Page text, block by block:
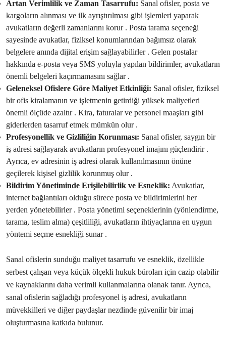
Artan Verimlilik ve Zaman Tasarrufu: Sanal ofisler, posta ve
kargoların alınması ve ilk ayrıştırılması gibi işlemleri yaparak
avukatların değerli zamanlarını korur . Posta tarama seçeneği
sayesinde avukatlar, fiziksel konumlarından bağımsız olarak
belgelere anında dijital erişim sağlayabilirler . Gelen postalar
hakkında e-posta veya SMS yoluyla yapılan bildirimler, avukatların
önemli belgeleri kaçırmamasını sağlar .
Geleneksel Ofislere Göre Maliyet Etkinliği: Sanal ofisler, fiziksel
bir ofis kiralamanın ve işletmenin getirdiği yüksek maliyetleri
önemli ölçüde azaltır . Kira, faturalar ve personel maaşları gibi
giderlerden tasarruf etmek mümkün olur .
Profesyonellik ve Gizliliğin Korunması: Sanal ofisler, saygın bir
iş adresi sağlayarak avukatların profesyonel imajını güçlendirir .
Ayrıca, ev adresinin iş adresi olarak kullanılmasının önüne
geçilerek kişisel gizlilik korunmuş olur .
Bildirim Yönetiminde Erişilebilirlik ve Esneklik: Avukatlar,
internet bağlantıları olduğu sürece posta ve bildirimlerini her
yerden yönetebilirler . Posta yönetimi seçeneklerinin (yönlendirme,
tarama, teslim alma) çeşitliliği, avukatların ihtiyaçlarına en uygun
yöntemi seçme esnekliği sunar .
Sanal ofislerin sunduğu maliyet tasarrufu ve esneklik, özellikle
serbest çalışan veya küçük ölçekli hukuk büroları için cazip olabilir
ve kaynaklarını daha verimli kullanmalarına olanak tanır. Ayrıca,
sanal ofislerin sağladığı profesyonel iş adresi, avukatların
müvekkilleri ve diğer paydaşlar nezdinde güvenilir bir imaj
oluşturmasına katkıda bulunur.